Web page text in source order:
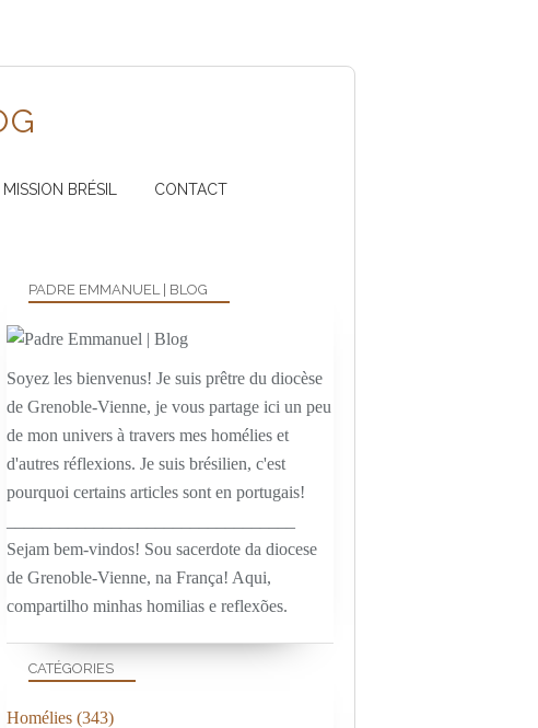
MISSION BRÉSIL CONTACT
PADRE EMMANUEL | BLOG
Soyez les bienvenus! Je suis prêtre du diocèse
de Grenoble-Vienne, je vous partage ici un peu
de mon univers à travers mes homélies et
d'autres réflexions. Je suis brésilien, c'est
pourquoi certains articles sont en portugais!
Sejam bem-vindos! Sou sacerdote da diocese
de Grenoble-Vienne, na França! Aqui,
compartilho minhas homilias e reflexões.
CATÉGORIES
Homélies (343)